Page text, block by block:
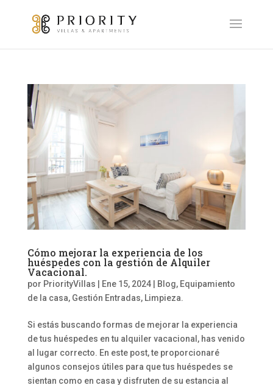
Cómo mejorar la experiencia de los
huéspedes con la gestión de Alquiler
Vacacional.
por PriorityVillas Ene 15, 2024| Blog, Equipamiento
de la casa, Gestión Entradas, Limpieza.
Si estás buscando formas de mejorar la experiencia
de tus huéspedes en tu alquiler vacacional, has venido
al lugar correcto. En este post, te proporcionaré
algunos consejos útiles para que tus huéspedes se
sientan como en casa y disfruten de su estancia al